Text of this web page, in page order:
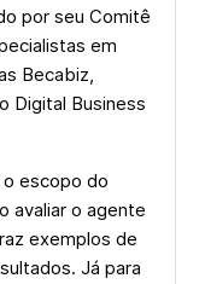
por seu Comitê
em
Becabiz,
Digital Business
o escopo do
avaliar o agente
exemplos de
Já para